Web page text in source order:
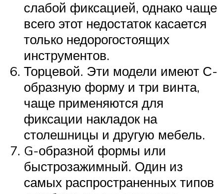
слабой фиксацией, однако чаще
всего этот недостаток касается
только недорогостоящих
инструментов.
Торцевой. Эти модели имеют С-
образную форму и три винта,
чаще применяются для
фиксации накладок на
столешницы и другую мебель.
G-образной формы или
быстрозажимный. Один из
самых распространенных типов